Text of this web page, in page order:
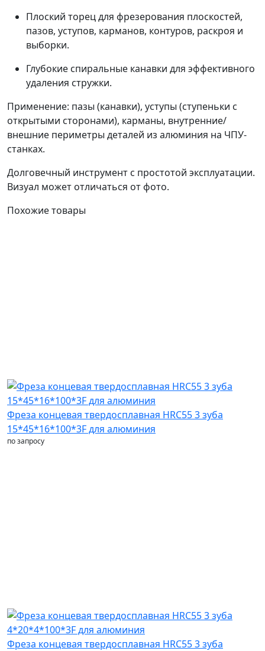
Плоский торец для фрезерования плоскостей,
пазов, уступов, карманов, контуров, раскроя и
выборки.
Глубокие спиральные канавки для эффективного
удаления стружки.
Применение: пазы (канавки), уступы (ступеньки с
открытыми сторонами), карманы, внутренние/
внешние периметры деталей из алюминия на ЧПУ-
станках.
Долговечный инструмент с простотой эксплуатации.
Визуал может отличаться от фото.
Похожие товары
Фреза концевая твердосплавная HRC55 3 зуба
15*45*16*100*3F для алюминия
по запросу
Фреза концевая твердосплавная HRC55 3 зуба